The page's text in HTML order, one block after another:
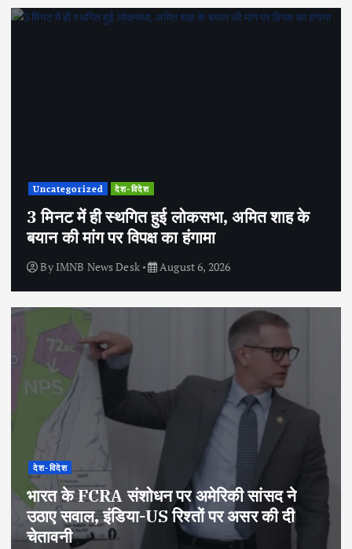
Uncategorized देश-विदेश
3 मिनट में ही स्थगित हुई लोकसभा, अमित शाह के
बयान की मांग पर विपक्ष का हंगामा
By IMNB News Desk August 6, 2026
देश-विदेश
भारत के FCRA संशोधन पर अमेरिकी सांसद ने
उठाए सवाल, इंडिया-US रिश्तों पर असर की दी
चेतावनी